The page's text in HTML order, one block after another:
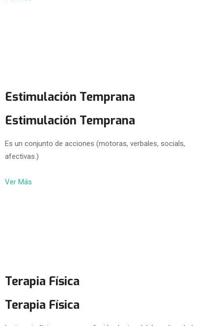
Estimulación Temprana
Estimulación Temprana
Es un conjunto de acciones (motoras, verbales, socials,
afectivas.)
Ver Más
Terapia Física
Terapia Física